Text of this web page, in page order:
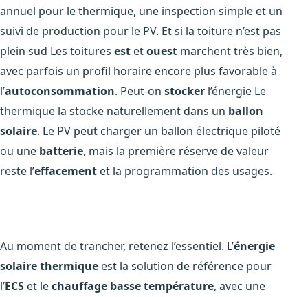
annuel pour le thermique, une inspection simple et un
suivi de production pour le PV. Et si la toiture n’est pas
plein sud Les toitures est etouest marchent très bien,
avec parfois un profil horaire encore plus favorable à
l’autoconsommation. Peut-on stocker l’énergie Le
thermique la stocke naturellement dans un ballon
solaire. Le PV peut charger un ballon électrique piloté
ou une batterie, mais la première réserve de valeur
reste l’effacement et la programmation des usages.
Au moment de trancher, retenez l’essentiel. L’énergie
solaire thermique est la solution de référence pour
l’ECS et lechauffage basse température, avec une